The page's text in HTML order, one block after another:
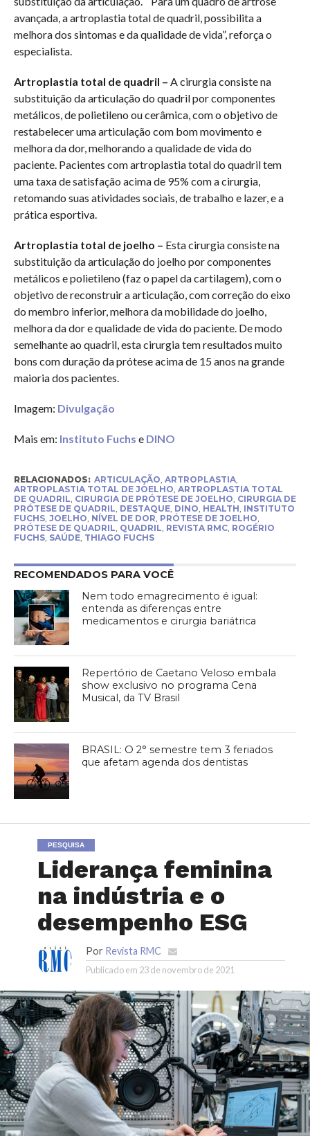
avançada, a artroplastia total de quadril, possibilita a
melhora dos sintomas e da qualidade de vida”, reforça o
especialista.
Artroplastia total de quadril – A cirurgia consiste na
substituição da articulação do quadril por componentes
metálicos, de polietileno ou cerâmica, com o objetivo de
restabelecer uma articulação com bom movimento e
melhora da dor, melhorando a qualidade de vida do
paciente. Pacientes com artroplastia total do quadril tem
uma taxa de satisfação acima de 95% com a cirurgia,
retomando suas atividades sociais, de trabalho e lazer, e a
prática esportiva.
Artroplastia total de joelho – Esta cirurgia consiste na
substituição da articulação do joelho por componentes
metálicos e polietileno (faz o papel da cartilagem), com o
objetivo de reconstruir a articulação, com correção do eixo
do membro inferior, melhora da mobilidade do joelho,
melhora da dor e qualidade de vida do paciente. De modo
semelhante ao quadril, esta cirurgia tem resultados muito
bons com duração da prótese acima de 15 anos na grande
maioria dos pacientes.
Imagem: Divulgação
Mais em: Instituto Fuchs e DINO
RELACIONADOS: ARTICULAÇÃO, ARTROPLASTIA,
ARTROPLASTIA TOTAL DE JOELHO, ARTROPLASTIA TOTAL
DE QUADRIL, CIRURGIA DE PRÓTESE DE JOELHO, CIRURGIA DE
PRÓTESE DE QUADRIL, DESTAQUE, DINO, HEALTH, INSTITUTO
FUCHS, JOELHO, NÍVEL DE DOR, PRÓTESE DE JOELHO,
PRÓTESE DE QUADRIL, QUADRIL, REVISTA RMC, ROGÉRIO
FUCHS, SAÚDE, THIAGO FUCHS
RECOMENDADOS PARA VOCÊ
Nem todo emagrecimento é igual:
entenda as diferenças entre
medicamentos e cirurgia bariátrica
Repertório de Caetano Veloso embala
show exclusivo no programa Cena
Musical, da TV Brasil
BRASIL: O 2° semestre tem 3 feriados
que afetam agenda dos dentistas
PESQUISA
Liderança feminina
na indústria e o
desempenho ESG
Por Revista RMC
Publicado em 23 de novembro de 2021